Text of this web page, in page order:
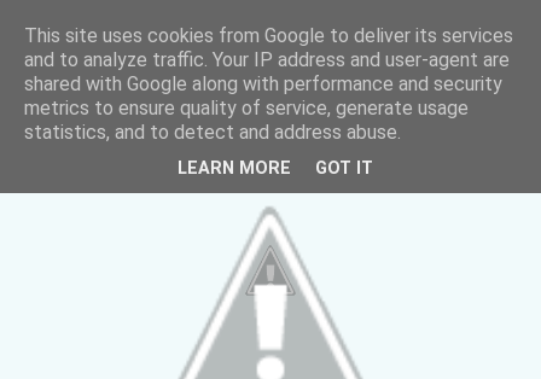
This site uses cookies from Google to deliver its services
and to analyze traffic. Your IP address and user-agent are
shared with Google along with performance and security
metrics to ensure quality of service, generate usage
statistics, and to detect and address abuse.
LEARN MORE GOT IT